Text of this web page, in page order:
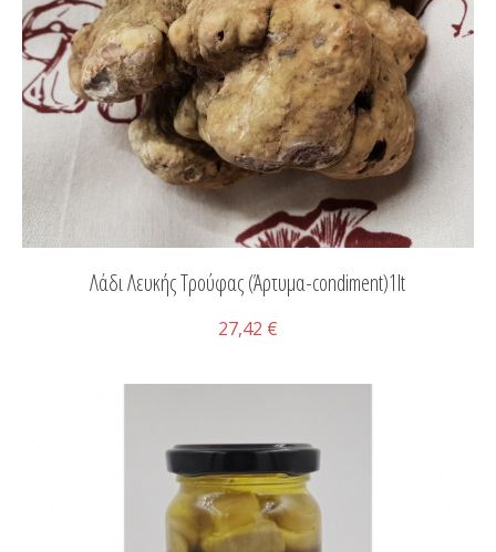
Λάδι Λευκής Τρούφας (Άρτυμα-condiment)1lt
27,42 €